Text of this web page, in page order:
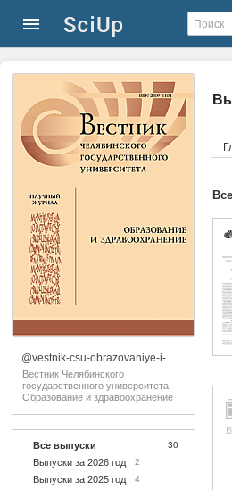
@vestnik-csu-obrazovaniye-i-zdravookhraneniye
Вестник Челябинского
государственного университета.
Образование и здравоохранение
Все выпуски 30
Выпуски за 2026 год 2
Выпуски за 2025 год 4